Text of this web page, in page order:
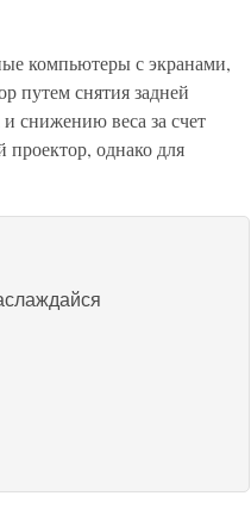
компьютеры с экранами,
путем снятия задней
снижению веса за счет
проектор, однако для